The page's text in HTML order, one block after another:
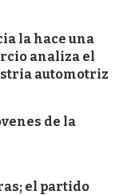
la hace una
analiza el
automotriz
de la
el partido